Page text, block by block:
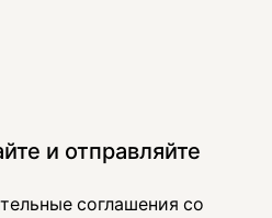
и отправляйте
соглашения со